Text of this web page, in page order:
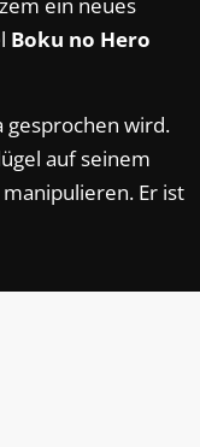
Boku no Hero
gesprochen wird.
auf seinem
Er ist